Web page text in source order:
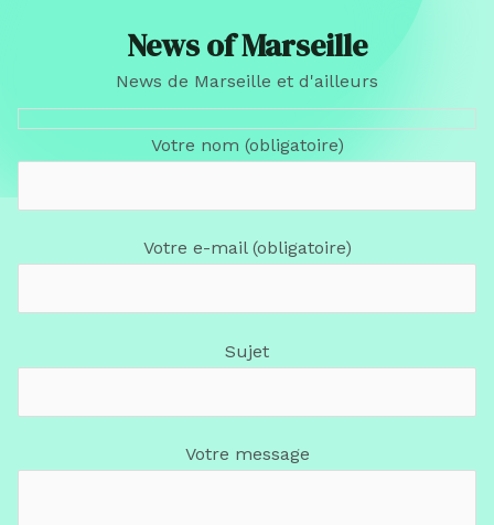
News of Marseille
News de Marseille et d'ailleurs
Votre nom (obligatoire)
Votre e-mail (obligatoire)
Sujet
Votre message